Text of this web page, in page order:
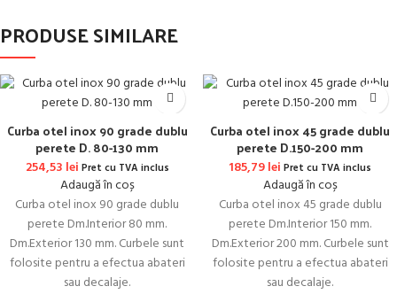
PRODUSE SIMILARE
Curba otel inox 90 grade dublu
perete D. 80-130 mm
254,53 lei Pret cu TVA inclus
Adaugă în coș
Curba otel inox 90 grade dublu
perete Dm.Interior 80 mm.
Dm.Exterior 130 mm. Curbele sunt
folosite pentru a efectua abateri
sau decalaje.
Curba otel inox 45 grade dublu
perete D.150-200 mm
185,79lei Pret cu TVA inclus
Adaugă în coș
Curba otel inox 45 grade dublu
perete Dm.Interior 150 mm.
Dm.Exterior 200 mm. Curbele sunt
folosite pentru a efectua abateri
sau decalaje.